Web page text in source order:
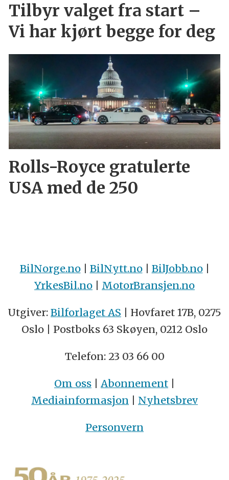
Tilbyr valget fra start –
Vi har kjørt begge for deg
Rolls-Royce gratulerte
USA med de 250
BilNorge.no| BilNytt.no| BilJobb.no|
YrkesBil.no | MotorBransjen.no
Utgiver: Bilforlaget AS | Hovfaret 17B, 0275
Oslo | Postboks 63 Skøyen, 0212 Oslo
Telefon: 23 03 66 00
Om oss | Abonnement |
Mediainformasjon | Nyhetsbrev
Personvern